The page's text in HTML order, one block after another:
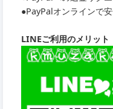
●PayPalオンラインで
LINEご利用のメリット